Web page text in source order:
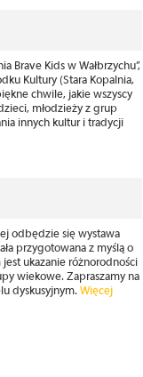
Brave Kids w Wałbrzychu”,
Kultury (Stara Kopalnia,
chwile, jakie wszyscy
młodzieży z grup
innych kultur i tradycji
odbędzie się wystawa
przygotowana z myślą o
ukazanie różnorodności
wiekowe. Zapraszamy na
dyskusyjnym. Więcej